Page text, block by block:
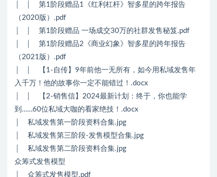
│ │ 第1阶段赠品1《红利杠杆》智多星的跨年报告
（2020版）.pdf
│ │ 第1阶段赠品 一场成交30万的社群发售秘笈.pdf
│ │ 第1阶段赠品2《商业幻象》智多星的跨年报告
（2021版）.pdf
│ │ 【1-自传】9年前他一无所有，如今用私域发售年
入千万！他的故事你一定不能错过！.docx
│ │ 【2-销售信】2024最新计划：终于，你也能学
到……60位私域大咖的看家绝技！.docx
│ 私域发售第一阶段资料合集.jpg
│ 私域发售第三阶段-发售模型合集.jpg
│ 私域发售第二阶段资料合集.jpg
众筹式发售模型
│ 众筹式发售模型.pdf